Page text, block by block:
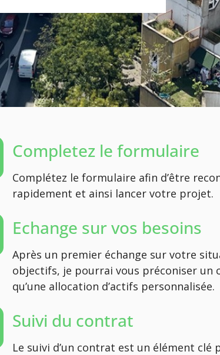
Completez le formulaire
Complétez le formulaire afin d’être
rapidement et ainsi lancer votre projet.
Echange sur vos besoins
Après un premier échange sur votre
objectifs, je pourrai vous préconiser un
qu’une allocation d’actifs personnalisée.
Suivi du contrat
Le suivi d’un contrat est un élément clé